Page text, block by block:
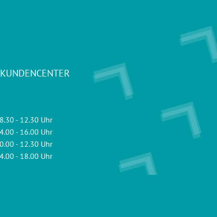
- 12.30 Uhr
- 16.00 Uhr
- 12.30 Uhr
- 18.00 Uhr